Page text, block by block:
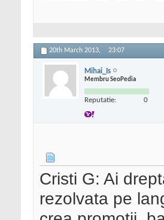
20th March 2013, 23:07
Mihai_Is
Membru SeoPedia
Reputatie: 0
Cristi G: Ai
rezolvata pe